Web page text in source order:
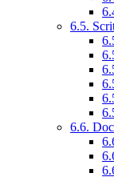
6.5.
6.6.